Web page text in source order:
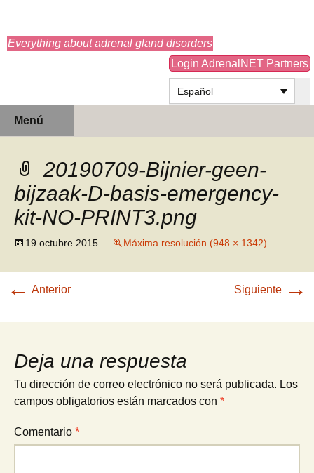
Everything about adrenal gland disorders
Login AdrenalNET Partners
Español
Menú
20190709-Bijnier-geen-
bijzaak-D-basis-emergency-
kit-NO-PRINT3.png
19 octubre 2015 Máxima resolución (948 × 1342)
← Anterior Siguiente →
Deja una respuesta
Tu dirección de correo electrónico no será publicada. Los
campos obligatorios están marcados con *
Comentario *